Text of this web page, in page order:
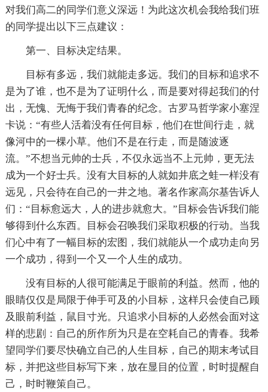
对我们高二的同学们意义深远！为此这次机会我给我们班
的同学提出以下三点建议：
第一、目标决定结果。
目标有多远，我们就能走多远。我们的目标和追求不
是为了谁，也不是为了证明什么，而是要对得起我们的付
出，无愧、无悔于我们青春的纪念。古罗马哲学家小塞涅
卡说：“有些人活着没有任何目标，他们在世间行走，就
像河中的一棵小草。他们不是在行走，而是随波逐
流。”不想当元帅的士兵，不仅永远当不上元帅，更无法
成为一个好士兵。没有大目标的人就如井底之蛙一样没有
远见，只会待在自己的一井之地。著名作家高尔基告诉人
们：“目标愈远大，人的进步就愈大。”目标会告诉我们能
够得到什么东西。目标会召唤我们采取积极的行动。当我
们心中有了一幅目标的宏图，我们就能从一个成功走向另
一个成功，得到一个又一个人生的成功。
没有目标的人很可能满足于眼前的利益。然而，他的
眼睛仅仅是局限于伸手可及的小目标，这样只会使自己顾
及眼前利益，鼠目寸光。只追求小目标的人必然会面对这
样的悲剧：自己的所作所为只是在空耗自己的青春。我希
望同学们要尽快确立自己的人生目标，自己的期末考试目
标，并把这些目标写下来，放在显目的位置，时时提醒自
己，时时鞭策自己。